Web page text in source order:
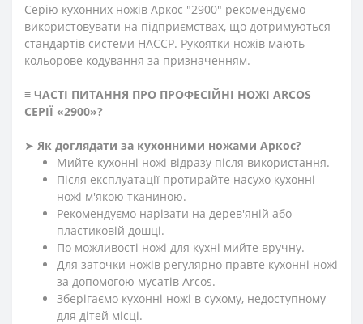
Серію кухонних ножів Аркос "2900" рекомендуємо
використовувати на підприємствах, що дотримуються
стандартів системи HACCP. Рукоятки ножів мають
кольорове кодування за призначенням.
≡ ЧАСТІ ПИТАННЯ ПРО ПРОФЕСІЙНІ НОЖІ ARCOS
СЕРІЇ «2900»?
➤ Як доглядати за кухонними ножами Аркос?
Мийте кухонні ножі відразу після використання.
Після експлуатації протирайте насухо кухонні
ножі м'якою тканиною.
Рекомендуємо нарізати на дерев'яній або
пластиковій дошці.
По можливості ножі для кухні мийте вручну.
Для заточки ножів регулярно правте кухонні ножі
за допомогою мусатів Arcos.
Зберігаємо кухонні ножі в сухому, недоступному
для дітей місці.